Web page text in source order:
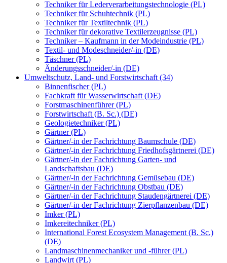
Techniker für Lederverarbeitungstechnologie (PL)
Techniker für Schuhtechnik (PL)
Techniker für Textiltechnik (PL)
Techniker für dekorative Textilerzeugnisse (PL)
Techniker – Kaufmann in der Modeindustrie (PL)
Textil- und Modeschneider/-in (DE)
Täschner (PL)
Änderungsschneider/-in (DE)
Umweltschutz, Land- und Forstwirtschaft (34)
Binnenfischer (PL)
Fachkraft für Wasserwirtschaft (DE)
Forstmaschinenführer (PL)
Forstwirtschaft (B. Sc.) (DE)
Geologietechniker (PL)
Gärtner (PL)
Gärtner/-in der Fachrichtung Baumschule (DE)
Gärtner/-in der Fachrichtung Friedhofsgärtnerei (DE)
Gärtner/-in der Fachrichtung Garten- und
Landschaftsbau (DE)
Gärtner/-in der Fachrichtung Gemüsebau (DE)
Gärtner/-in der Fachrichtung Obstbau (DE)
Gärtner/-in der Fachrichtung Staudengärtnerei (DE)
Gärtner/-in der Fachrichtung Zierpflanzenbau (DE)
Imker (PL)
Imkereitechniker (PL)
International Forest Ecosystem Management (B. Sc.)
(DE)
Landmaschinenmechaniker und -führer (PL)
Landwirt (PL)